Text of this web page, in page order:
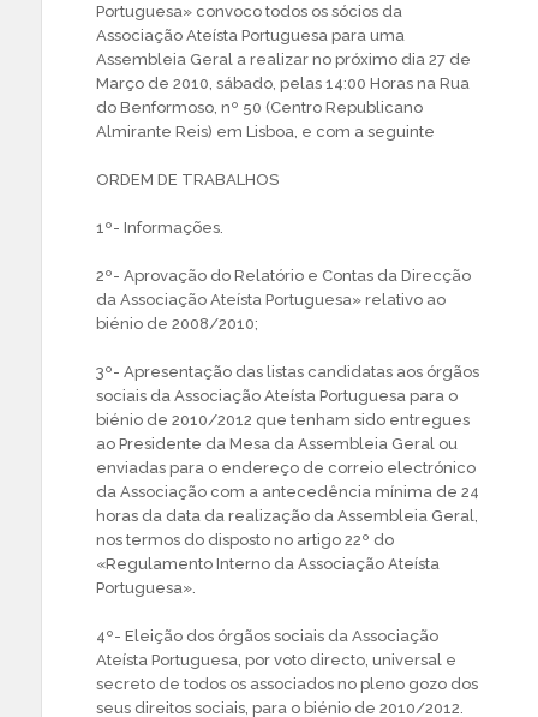
Portuguesa» convoco todos os sócios da
Associação Ateísta Portuguesa para uma
Assembleia Geral a realizar no próximo dia 27 de
Março de 2010, sábado, pelas 14:00 Horas na Rua
do Benformoso, nº 50 (Centro Republicano
Almirante Reis) em Lisboa, e com a seguinte
ORDEM DE TRABALHOS
1º- Informações.
2º- Aprovação do Relatório e Contas da Direcção
da Associação Ateísta Portuguesa» relativo ao
biénio de 2008/2010;
3º- Apresentação das listas candidatas aos órgãos
sociais da Associação Ateísta Portuguesa para o
biénio de 2010/2012 que tenham sido entregues
ao Presidente da Mesa da Assembleia Geral ou
enviadas para o endereço de correio electrónico
da Associação com a antecedência mínima de 24
horas da data da realização da Assembleia Geral,
nos termos do disposto no artigo 22º do
«Regulamento Interno da Associação Ateísta
Portuguesa».
4º- Eleição dos órgãos sociais da Associação
Ateísta Portuguesa, por voto directo, universal e
secreto de todos os associados no pleno gozo dos
seus direitos sociais, para o biénio de 2010/2012.